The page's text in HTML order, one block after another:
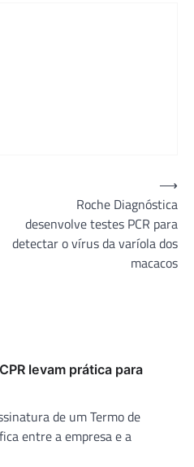
Roche Diagnóstica
desenvolve testes PCR para
detectar o vírus da varíola dos
macacos
⟶
levam prática para
de um Termo de
entre a empresa e a